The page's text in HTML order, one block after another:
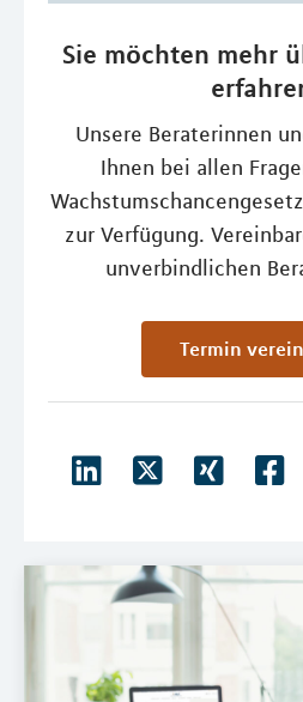
Sie möchten mehr
Unsere Beraterinnen
Ihnen bei allen
zur Verfügung.
unverbindlichen
Termin